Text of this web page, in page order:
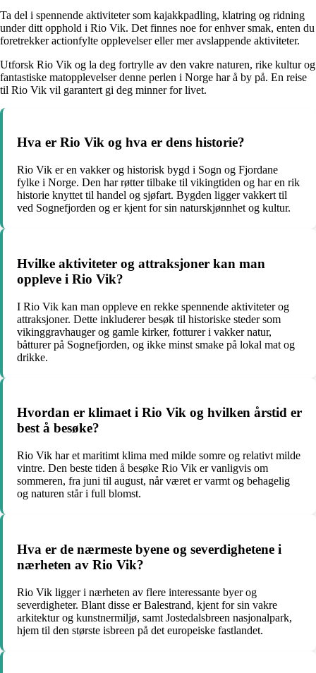
Ta del i spennende aktiviteter som kajakkpadling, klatring og ridning
under ditt opphold i Rio Vik. Det finnes noe for enhver smak, enten du
foretrekker actionfylte opplevelser eller mer avslappende aktiviteter.
Utforsk Rio Vik og la deg fortrylle av den vakre naturen, rike kultur og
fantastiske matopplevelser denne perlen i Norge har å by på. En reise
til Rio Vik vil garantert gi deg minner for livet.
Hva er Rio Vik og hva er dens historie?
Rio Vik er en vakker og historisk bygd i Sogn og Fjordane
fylke i Norge. Den har røtter tilbake til vikingtiden og har en rik
historie knyttet til handel og sjøfart. Bygden ligger vakkert til
ved Sognefjorden og er kjent for sin naturskjønnhet og kultur.
Hvilke aktiviteter og attraksjoner kan man
oppleve i Rio Vik?
I Rio Vik kan man oppleve en rekke spennende aktiviteter og
attraksjoner. Dette inkluderer besøk til historiske steder som
vikinggravhauger og gamle kirker, fotturer i vakker natur,
båtturer på Sognefjorden, og ikke minst smake på lokal mat og
drikke.
Hvordan er klimaet i Rio Vik og hvilken årstid er
best å besøke?
Rio Vik har et maritimt klima med milde somre og relativt milde
vintre. Den beste tiden å besøke Rio Vik er vanligvis om
sommeren, fra juni til august, når været er varmt og behagelig
og naturen står i full blomst.
Hva er de nærmeste byene og severdighetene i
nærheten av Rio Vik?
Rio Vik ligger i nærheten av flere interessante byer og
severdigheter. Blant disse er Balestrand, kjent for sin vakre
arkitektur og kunstnermiljø, samt Jostedalsbreen nasjonalpark,
hjem til den største isbreen på det europeiske fastlandet.